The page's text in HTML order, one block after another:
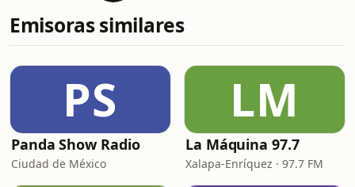
Emisoras similares
PS
Panda Show Radio
Ciudad de México
LM
La Máquina 97.7
Xalapa-Enríquez · 97.7 FM